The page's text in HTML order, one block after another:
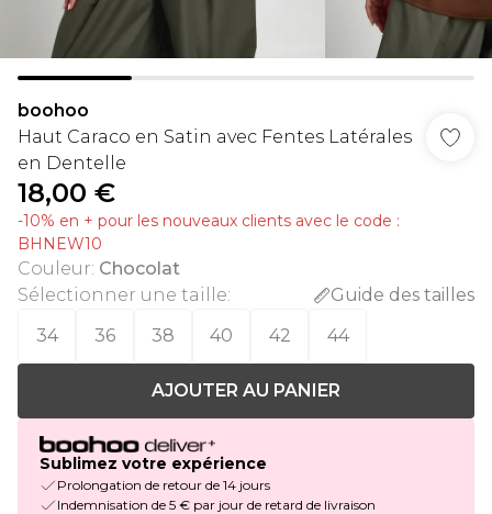
boohoo
Haut Caraco en Satin avec Fentes Latérales
en Dentelle
18,00 €
-10% en + pour les nouveaux clients avec le code :
BHNEW10
Couleur: Chocolat
Sélectionner une taille:
Guide des tailles
34
36 38 40 42 44
AJOUTER AU PANIER
Sublimez votre expérience
Prolongation de retour de 14 jours
Indemnisation de 5 € par jour de retard de livraison